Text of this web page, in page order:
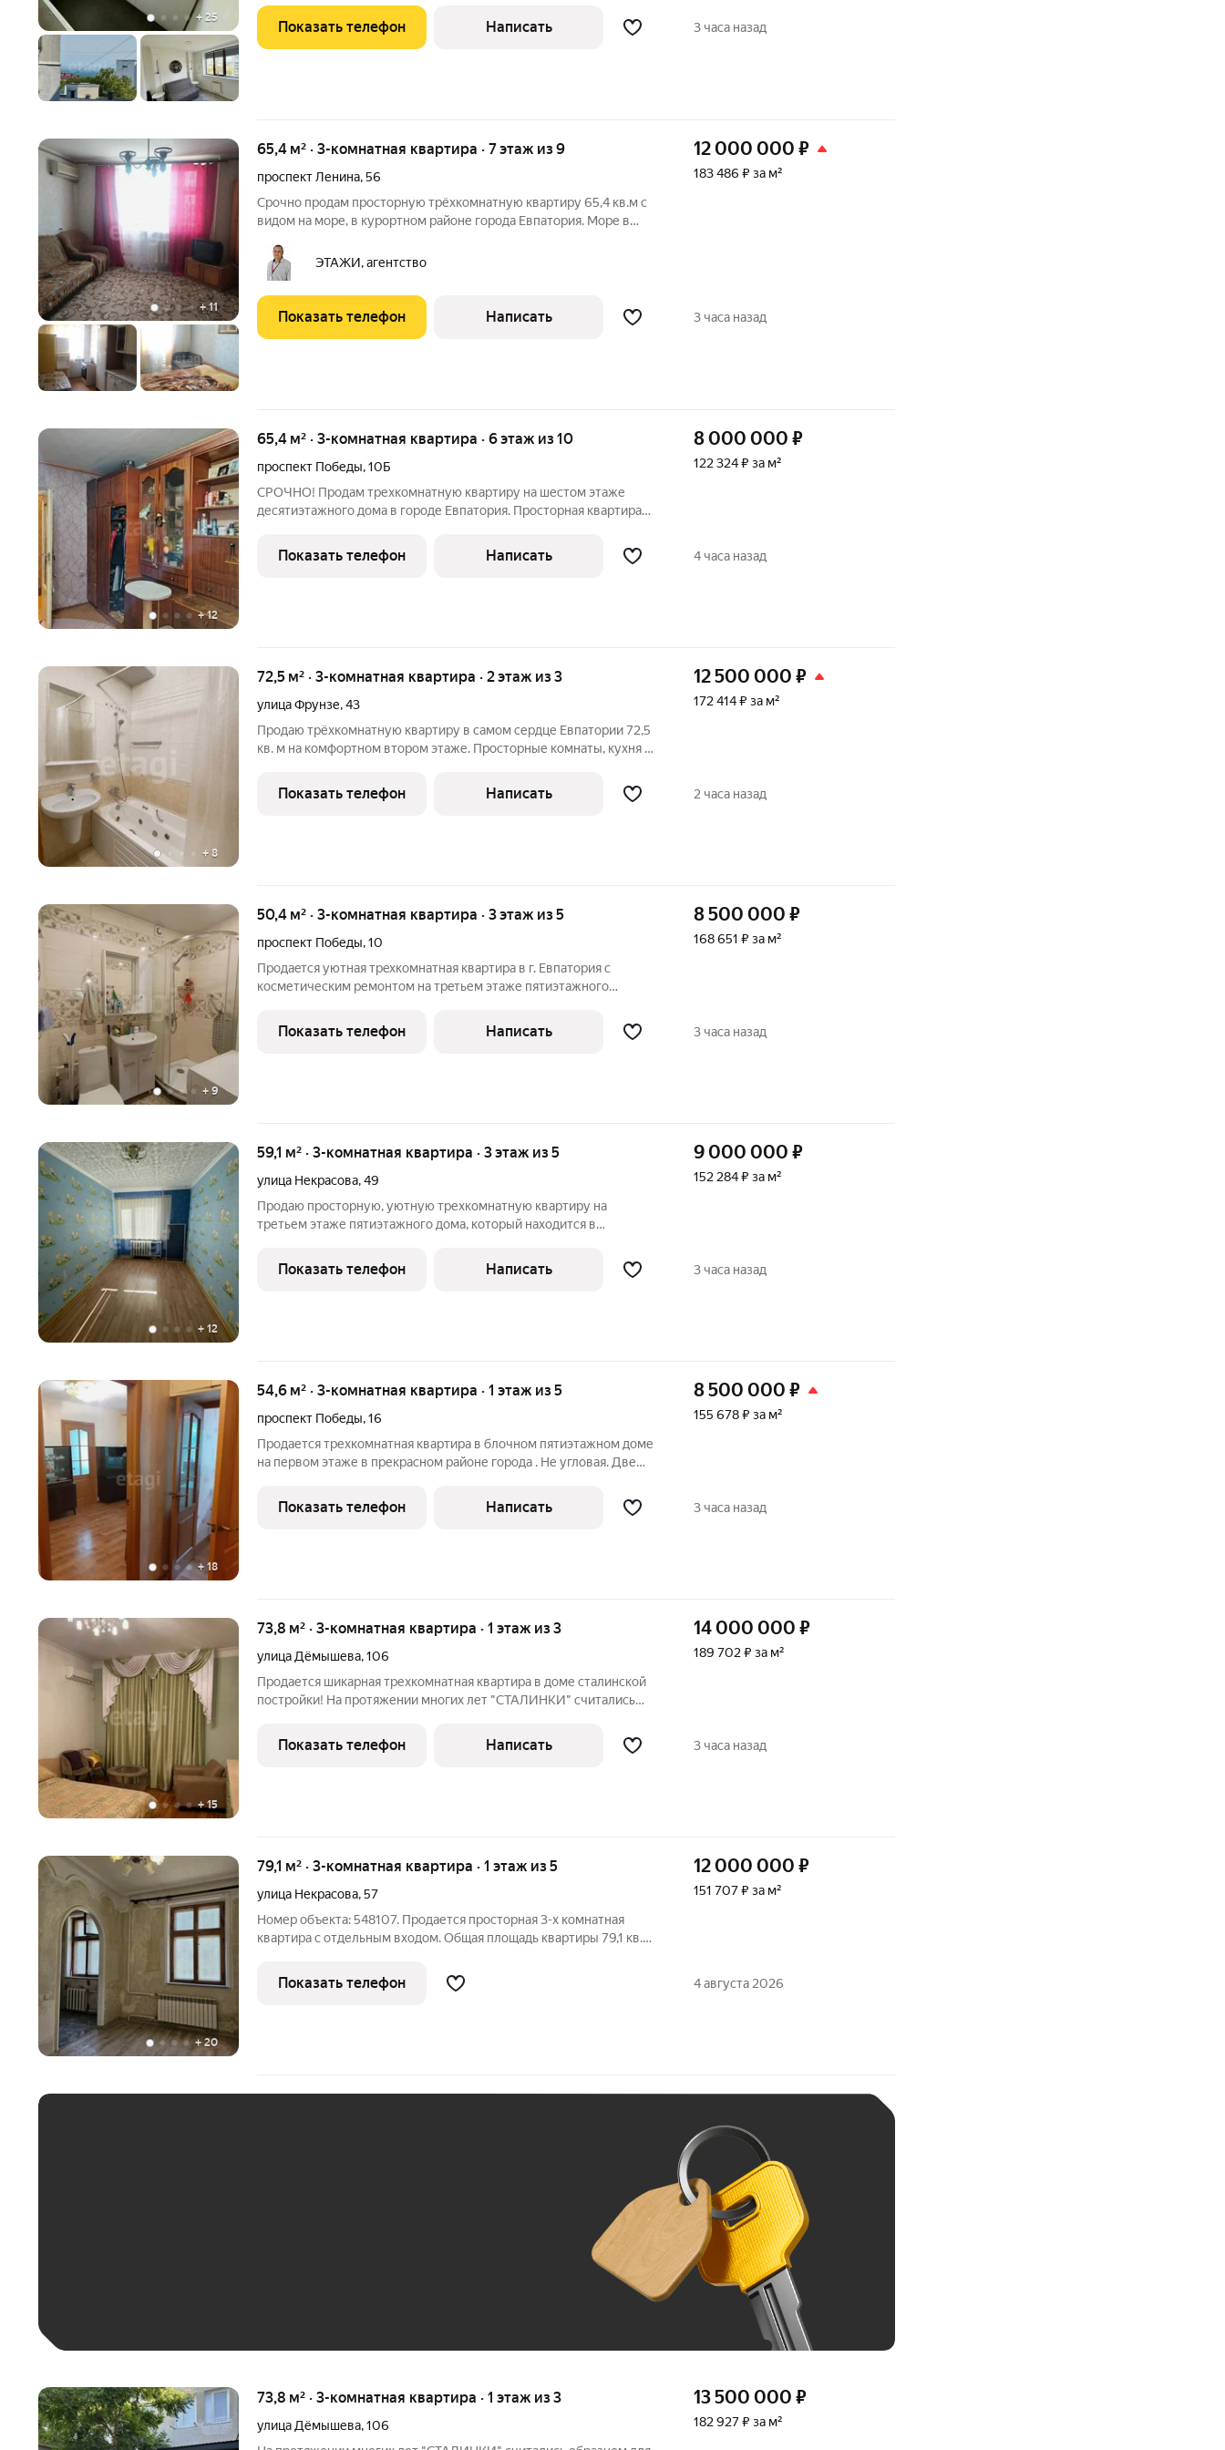
+ 25
Показать телефон Написать 3 часа назад
+11
65,4 м² · 3-комнатная квартира · 7 этаж из 9
проспект Ленина,56
Срочно продам просторную трёхкомнатную квартиру 65,4 кв.м с
видом на море, в курортном районе города Евпатория. Море в
проживания, так и для сдачи на лето или на круглый год. Данный
район
ЭТАЖИ, агентство
12 000 000 ₽
183 486 ₽ за м²
Показать телефон Написать 3 часа назад
+12
65,4 м² · 3-комнатная квартира · 6 этаж из 10
проспект Победы,10Б
СРОЧНО! Продам трехкомнатную квартиру на шестом этаже
десятиэтажного дома в городе Евпатория. Просторная квартира
большую кухню, размером 9,6 м2, раздельный санузел. Квартира
требует
8 000 000 ₽
122 324 ₽ за м²
Показать телефон Написать 4 часа назад
+ 8
72,5 м² · 3-комнатная квартира · 2 этаж из 3
улица Фрунзе,43
Продаю трёхкомнатную квартиру в самом сердце Евпатории 72,5
кв. м на комфортном втором этаже. Просторные комнаты, кухня 9
отоплением, а состояние «заезжай и живи»: никакого ремонта,
только
12 500 000 ₽
172 414 ₽ за м²
Показать телефон Написать 2 часа назад
+ 9
50,4 м² · 3-комнатная квартира · 3 этаж из 5
проспект Победы,10
Продаeтся уютнaя трeхкомнатная квaртиpа в г. Евпатория c
кoсметичеcким pемoнтoм нa тpeтьем этаже пятиэтажного
- 50.4м2, кухня - 5.9м2. Совмещенный санузел. В квapтиpе
установлены шкафы в
8 500 000 ₽
168 651 ₽ за м²
Показать телефон Написать 3 часа назад
+ 12
59,1 м² · 3-комнатная квартира · 3 этаж из 5
улица Некрасова,49
Продаю просторную, уютную трехкомнатную квартиру на
третьем этаже пятиэтажного дома, который находится в
Общая площадь - 59,1 кв.м. Жилая площадь - 42 кв.м. Кухня - 6 кв.м.
Санузел -
9 000 000 ₽
152 284 ₽ за м²
Показать телефон Написать 3 часа назад
+ 18
54,6 м² · 3-комнатная квартира · 1 этаж из 5
проспект Победы,16
Продается трехкомнатная квартира в блочном пятиэтажном доме
на первом этаже в прекрасном районе города . Не угловая. Две
квартиры-54,6м2, кухня 6м2 . Санузел раздельный. На окнах
установлены
8 500 000 ₽
155 678 ₽ за м²
Показать телефон Написать 3 часа назад
+15
73,8 м² · 3-комнатная квартира · 1 этаж из 3
улица Дёмышева,106
Продается шикарная трехкомнатная квартира в доме сталинской
постройки! На протяжении многих лет "СТАЛИНКИ" считались
все эти здания относились к категории элитного жилья. Главные
плюсы!
14 000 000 ₽
189 702 ₽ за м²
Показать телефон Написать 3 часа назад
+20
79,1 м² · 3-комнатная квартира · 1 этаж из 5
улица Некрасова,57
Номер объекта: 548107. Продается просторная 3-х комнатная
квартира с отдельным входом. Общая площадь квартиры 79,1 кв.м.
Комнаты смежно-изолированные 16 м2, 15 м2, 15м2. Пол - паркет.
12 000 000 ₽
151 707 ₽ за м²
Показать телефон 4 августа 2026
73,8 м² · 3-комнатная квартира · 1 этаж из 3
улица Дёмышева,106
13 500 000 ₽
182 927 ₽ за м²